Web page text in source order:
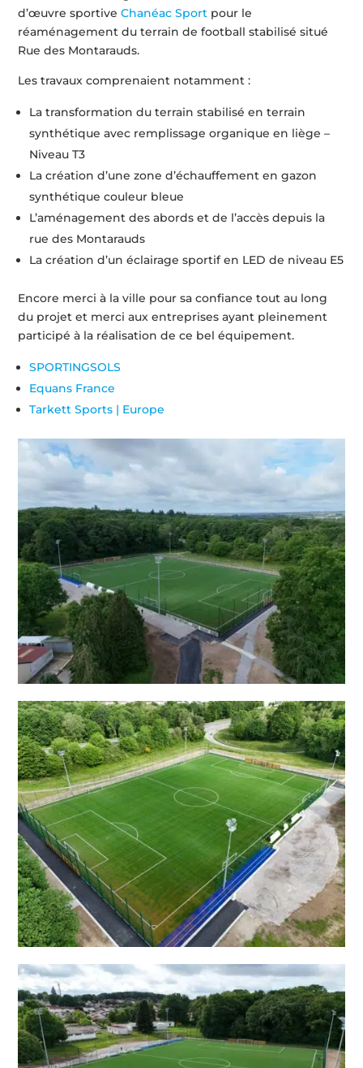
d’œuvre sportiveChanéac Sport pour le
réaménagement du terrain de football stabilisé situé
Rue des Montarauds.
Les travaux comprenaient notamment :
La transformation du terrain stabilisé en terrain
synthétique avec remplissage organique en liège –
Niveau T3
La création d’une zone d’échauffement en gazon
synthétique couleur bleue
L’aménagement des abords et de l’accès depuis la
rue des Montarauds
La création d’un éclairage sportif en LED de niveau E5
Encore merci à la ville pour sa confiance tout au long
du projet et merci aux entreprises ayant pleinement
participé à la réalisation de ce bel équipement.
SPORTINGSOLS
Equans France
Tarkett Sports | Europe